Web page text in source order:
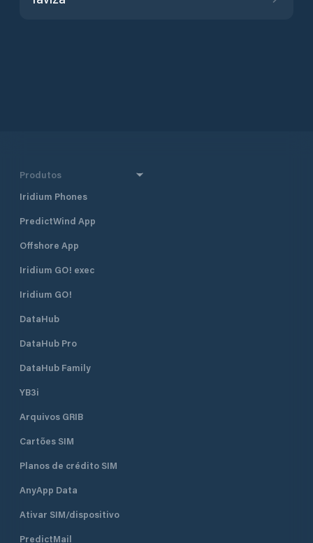
Produtos
Iridium Phones
PredictWind App
Offshore App
Iridium GO! exec
Iridium GO!
DataHub
DataHub Pro
DataHub Family
YB3i
Arquivos GRIB
Cartões SIM
Planos de crédito SIM
AnyApp Data
Ativar SIM/dispositivo
PredictMail